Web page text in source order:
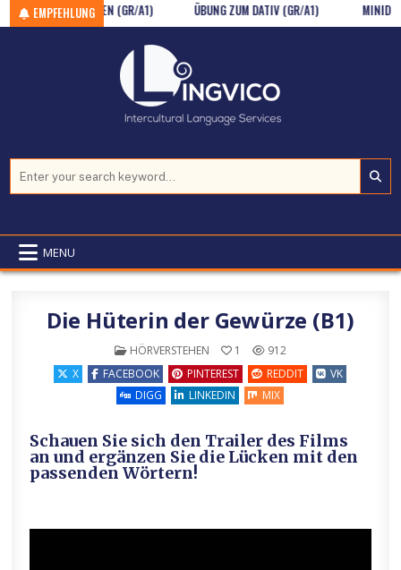
Skip to content
EMPFEHLUNG
WOLLEN (GR/A1) ÜBUNG ZUM DATIV (GR/A1)
MENU
Die Hüterin der Gewürze (B1)
POSTED IN
HÖRVERSTEHEN 1
912
X
FACEBOOK PINTEREST REDDIT
VK
DIGG
LINKEDIN MIX
Schauen Sie sich den Trailer des Films
an und ergänzen Sie die Lücken mit den
passenden Wörtern!